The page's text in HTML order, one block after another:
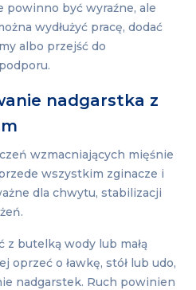
powinno być wyraźne, ale
wydłużyć pracę, dodać
albo przejść do
nadgarstka z
wzmacniających mięśnie
wszystkim zginacze i
dla chwytu, stabilizacji
z butelką wody lub małą
oprzeć o ławkę, stół lub udo,
nadgarstek. Ruch powinien